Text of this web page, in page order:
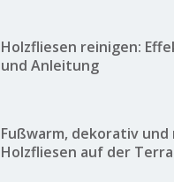
Holzfliesen reinigen:
und Anleitung
Fußwarm, dekorativ und
Holzfliesen auf der